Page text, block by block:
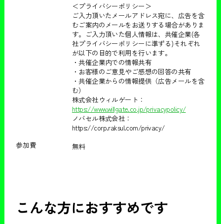
＜プライバシーポリシー＞
ご入力頂いたメールアドレス宛に、広告を含
むご案内のメールをお送りする場合がありま
す。ご入力頂いた個人情報は、共催企業(各
社プライバシーポリシーに準ずる)それぞれ
が以下の目的で利用を行います。
・共催企業内での情報共有
・お客様のご意見やご感想の回答の共有
・共催企業からの情報提供（広告メールを含
む）
株式会社ウィルゲート：
https://www.willgate.co.jp/privacypolicy/
ノバセル株式会社：
https://corp.raksul.com/privacy/
参加費
無料
こんな方におすすめです